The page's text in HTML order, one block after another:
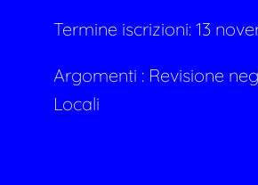
Termine iscrizioni: 13
Argomenti : Revisione
Locali